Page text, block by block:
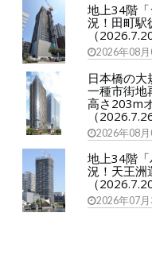
地上34階
況！田町駅
（
2026年08月
日本橋の
一種市街地
高さ203m
（2026.7.26
2026年08月
地上34階
況！天王洲
（2026.7.20
2026年07月